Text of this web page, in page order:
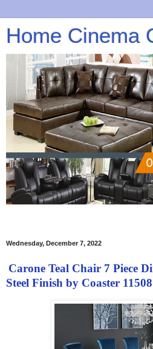
Home Cinema
Wednesday, December 7, 2022
Carone Teal Chair 7 Piece
Steel Finish by Coaster